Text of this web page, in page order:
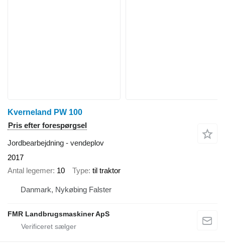
Kverneland PW 100
Pris efter forespørgsel
Jordbearbejdning - vendeplov
2017
Antal legemer 10 Type til traktor
Danmark, Nykøbing Falster
FMR Landbrugsmaskiner ApS